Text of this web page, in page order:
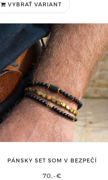
VYBRAŤ VARIANT
PÁNSKY SET SOM V BEZPEČÍ
70,-€